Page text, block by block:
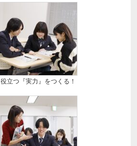
立つ『実力』をつくる！